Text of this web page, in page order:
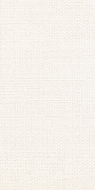
日中と比べて血流の状
は歩いたり体を動かし
な役割を果たし、血液
ます。しかし横になっ
弱くなり血液の巡りが
れています。
位置しているため、血
。筋肉の動きが少なく
、足の重だるさや違和